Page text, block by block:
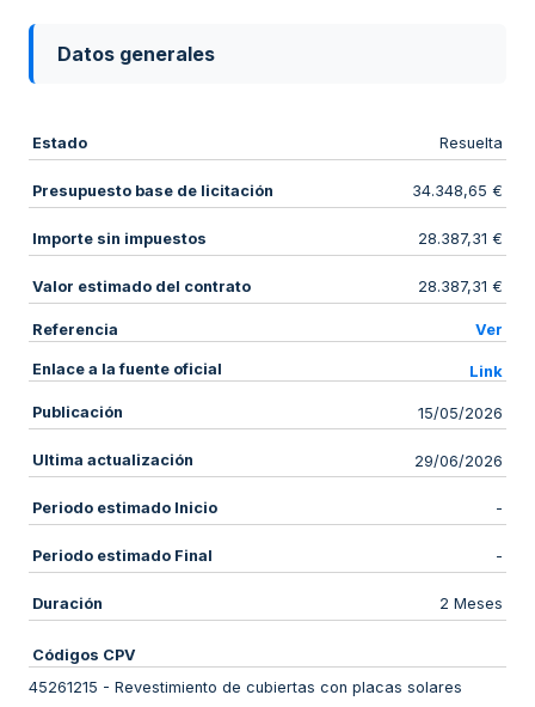
Datos generales
Estado Resuelta
Presupuesto base de licitación 34.348,65 €
Importe sin impuestos 28.387,31 €
Valor estimado del contrato 28.387,31 €
Referencia Ver
Enlace a la fuente oficial Link
Publicación 15/05/2026
Ultima actualización 29/06/2026
Periodo estimado Inicio -
Periodo estimado Final -
Duración 2 Meses
Códigos CPV
45261215 - Revestimiento de cubiertas con placas solares